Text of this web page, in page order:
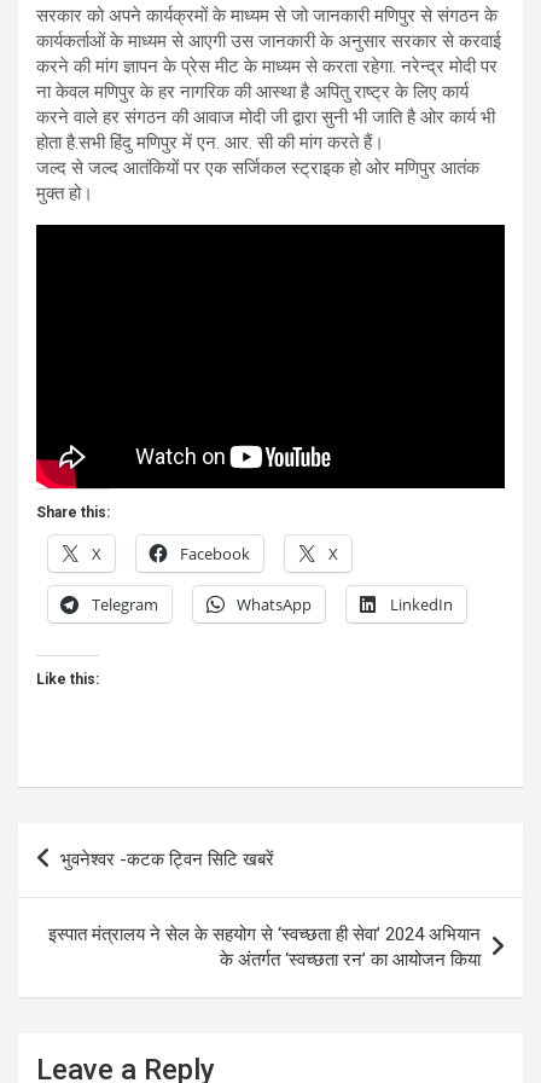
सरकार को अपने कार्यक्रमों के माध्यम से जो जानकारी मणिपुर से संगठन के
कार्यकर्ताओं के माध्यम से आएगी उस जानकारी के अनुसार सरकार से करवाई
करने की मांग ज्ञापन के प्रेस मीट के माध्यम से करता रहेगा. नरेन्द्र मोदी पर
ना केवल मणिपुर के हर नागरिक की आस्था है अपितु राष्ट्र के लिए कार्य
करने वाले हर संगठन की आवाज मोदी जी द्वारा सुनी भी जाति है ओर कार्य भी
होता है.सभी हिंदु मणिपुर में एन. आर. सी की मांग करते हैं।
जल्द से जल्द आतंकियों पर एक सर्जिकल स्ट्राइक हो ओर मणिपुर आतंक
मुक्त हो।
Share this:
X Facebook X
Telegram WhatsApp LinkedIn
Like this:
Post
navigation
भुवनेश्वर -कटक ट्विन सिटि खबरें
इस्पात मंत्रालय ने सेल के सहयोग से ‘स्वच्छता ही सेवा’ 2024 अभियान
के अंतर्गत ‘स्वच्छता रन’ का आयोजन किया
Leave a Reply